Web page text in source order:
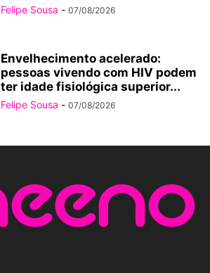
Felipe Sousa - 07/08/2026
Envelhecimento acelerado:
pessoas vivendo com HIV podem
ter idade fisiológica superior...
Felipe Sousa - 07/08/2026